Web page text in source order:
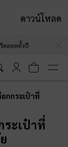
ลอดทั้งปี
น.
กกระเป๋าที่
ะเป๋าที่
ดาวน์โหลด